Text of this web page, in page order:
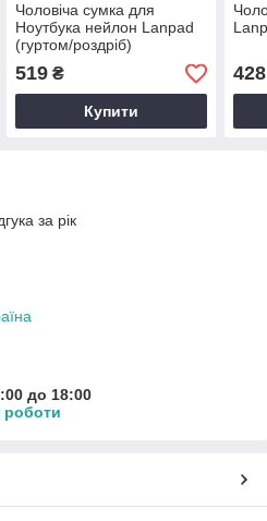
Чоловіча сумка для
Ноутбука нейлон Lanpad
(гуртом/роздріб)
519₴
Купити
428
за рік
до 18:00
роботи